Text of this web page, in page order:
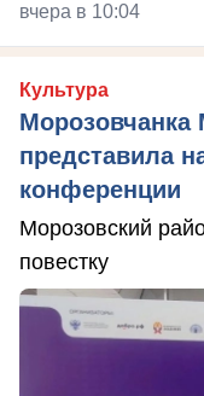
вчера в 10:04
Культура
представила
конференции
Морозовский
повестку